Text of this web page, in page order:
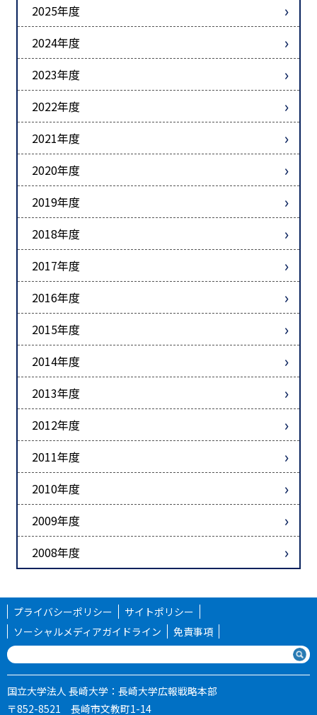
2025年度
2024年度
2023年度
2022年度
2021年度
2020年度
2019年度
2018年度
2017年度
2016年度
2015年度
2014年度
2013年度
2012年度
2011年度
2010年度
2009年度
2008年度
プライバシーポリシー
サイトポリシー
ソーシャルメディアガイドライン
免責事項
国立大学法人 長崎大学：長崎大学広報戦略本部
〒852-8521 長崎市文教町1-14